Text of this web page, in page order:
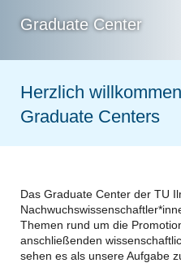
Graduate Center
Herzlich
Graduate Centers
Das Graduate Center der TU
Themen rund um die
anschließenden
sehen es als unsere Aufgabe